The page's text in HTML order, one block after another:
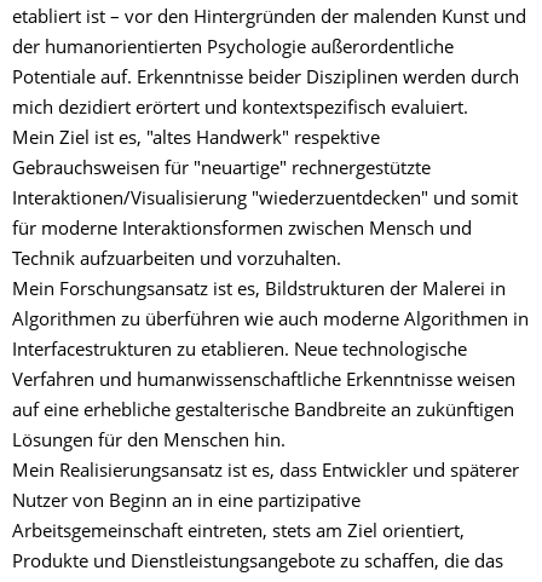
etabliert ist – vor den Hintergründen der malenden Kunst und
der humanorientierten Psychologie außerordentliche
Potentiale auf. Erkenntnisse beider Disziplinen werden durch
mich dezidiert erörtert und kontextspezifisch evaluiert.
Mein Ziel ist es, "altes Handwerk" respektive
Gebrauchsweisen für "neuartige" rechnergestützte
Interaktionen/Visualisierung "wiederzuentdecken" und somit
für moderne Interaktionsformen zwischen Mensch und
Technik aufzuarbeiten und vorzuhalten.
Mein Forschungsansatz ist es, Bildstrukturen der Malerei in
Algorithmen zu überführen wie auch moderne Algorithmen in
Interfacestrukturen zu etablieren. Neue technologische
Verfahren und humanwissenschaftliche Erkenntnisse weisen
auf eine erhebliche gestalterische Bandbreite an zukünftigen
Lösungen für den Menschen hin.
Mein Realisierungsansatz ist es, dass Entwickler und späterer
Nutzer von Beginn an in eine partizipative
Arbeitsgemeinschaft eintreten, stets am Ziel orientiert,
Produkte und Dienstleistungsangebote zu schaffen, die das